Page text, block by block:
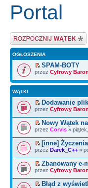
Portal
Napisz wątek
OGŁOSZENIA
SPAM-BOTY
przez Cyfrowy Baron
WĄTKI
Dodawanie
przez Cyfrowy Baron
Nowy Wątek
przez Corvis »
[inne]
przez Darek_C++ »
Zbanowany e-
przez Cyfrowy Baron
Błąd z